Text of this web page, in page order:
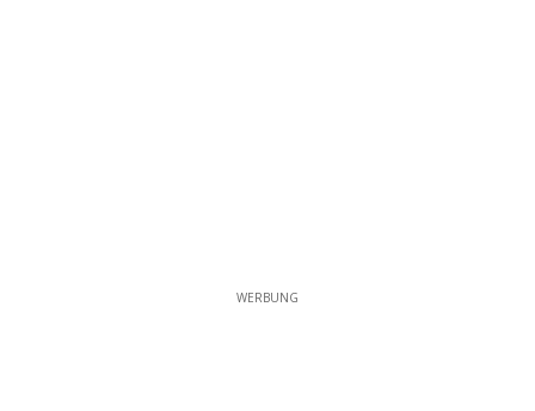
WERBUNG